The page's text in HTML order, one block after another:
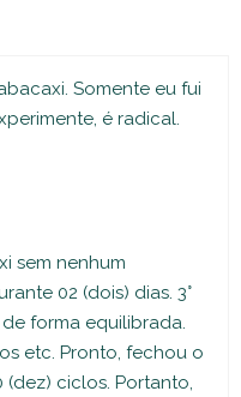
Somente eu fui
é radical.
sem nenhum
02 (dois) dias. 3°
forma equilibrada.
etc. Pronto, fechou o
(dez) ciclos. Portanto,